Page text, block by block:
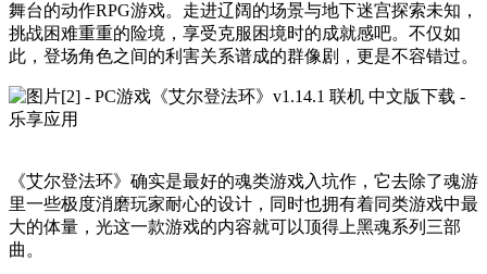
舞台的动作RPG游戏。走进辽阔的场景与地下迷宫探索未知，
挑战困难重重的险境，享受克服困境时的成就感吧。不仅如
此，登场角色之间的利害关系谱成的群像剧，更是不容错过。
《艾尔登法环》确实是最好的魂类游戏入坑作，它去除了魂游
里一些极度消磨玩家耐心的设计，同时也拥有着同类游戏中最
大的体量，光这一款游戏的内容就可以顶得上黑魂系列三部
曲。